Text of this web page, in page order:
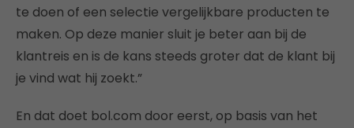
te doen of een selectie vergelijkbare producten te
maken. Op deze manier sluit je beter aan bij de
klantreis en is de kans steeds groter dat de klant bij
je vind wat hij zoekt.”
En dat doet bol.com door eerst, op basis van het